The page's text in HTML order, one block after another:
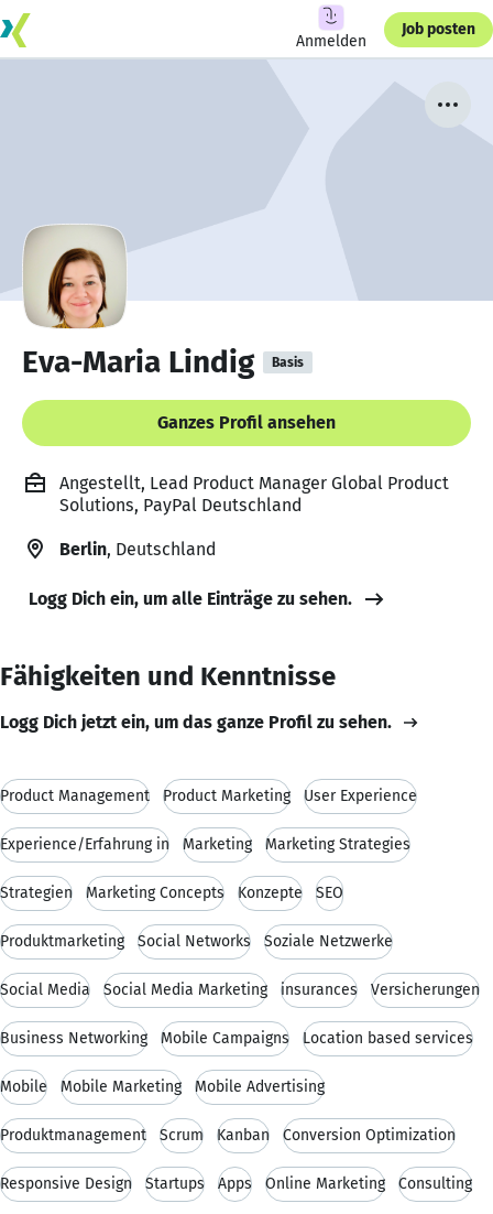
Anmelden
Job posten
Eva-Maria Lindig Basis
Ganzes Profil ansehen
Angestellt, Lead Product Manager Global Product
Solutions, PayPal Deutschland
Berlin, Deutschland
Logg Dich ein, um alle Einträge zu sehen.
Fähigkeiten und Kenntnisse
Logg Dich jetzt ein, um das ganze Profil zu sehen.
Product Management Product Marketing User Experience
Experience/Erfahrung in Marketing Marketing Strategies
Strategien Marketing Concepts Konzepte SEO
Produktmarketing Social Networks Soziale Netzwerke
Social Media Social Media Marketing insurances Versicherungen
Business Networking Mobile Campaigns Location based services
Mobile Mobile Marketing Mobile Advertising
Produktmanagement Scrum Kanban Conversion Optimization
Responsive Design Startups Apps Online Marketing Consulting